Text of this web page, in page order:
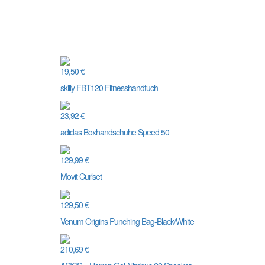
19,50 €
skilly FBT120 Fitnesshandtuch
23,92 €
adidas Boxhandschuhe Speed 50
129,99 €
Movit Curlset
129,50 €
Venum Origins Punching Bag-Black/White
210,69 €